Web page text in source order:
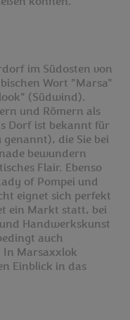
im Südosten von
Wort "Marsa"
(Südwind).
und Römern als
Dorf ist bekannt für
die Sie bei
bewundern
Flair. Ebenso
of Pompei und
eignet sich perfekt
ein Markt statt, bei
Handwerkskunst
auch
In Marsaxxlok
Einblick in das